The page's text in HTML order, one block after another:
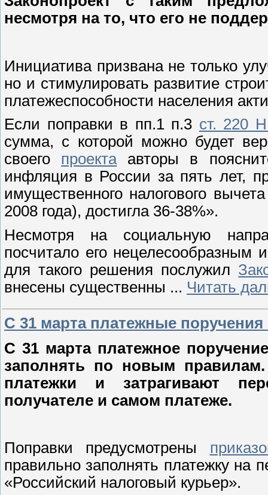
несмотря на то, что его не
Инициатива призвана не только
но и стимулировать развитие
платежеспособности населения
Если поправки в пп.1 п.3 ст. 220
сумма, с которой можно будет
своего проектаавторы в
инфляция в России за пять лет,
имущественного налогового
2008 года), достигла 36-38%».
Несмотря на социальную
посчитало его нецелесообразным
для такого решения послужил
внесены существенны ... Читать
С 31 марта платежные
С 31 марта платежное
заполнять по новым правилам.
платежки и затрагивают
получателе и самом платеже.
Поправки предусмотрены
правильно заполнять платежку на
«Российский налоговый курьер».